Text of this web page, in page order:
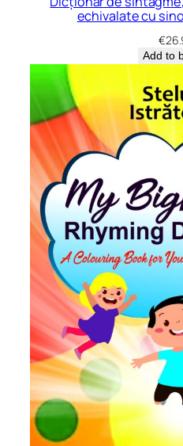
echivalate cu
€
Add to